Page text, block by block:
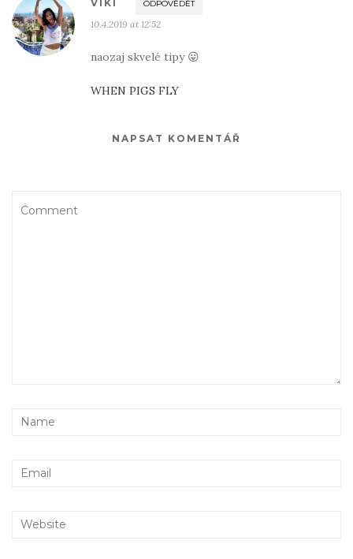
VIKI ODPOVĚDĚT
10.4.2019 at 12:52
naozaj skvelé tipy 😛
WHEN PIGS FLY
NAPSAT KOMENTÁŘ